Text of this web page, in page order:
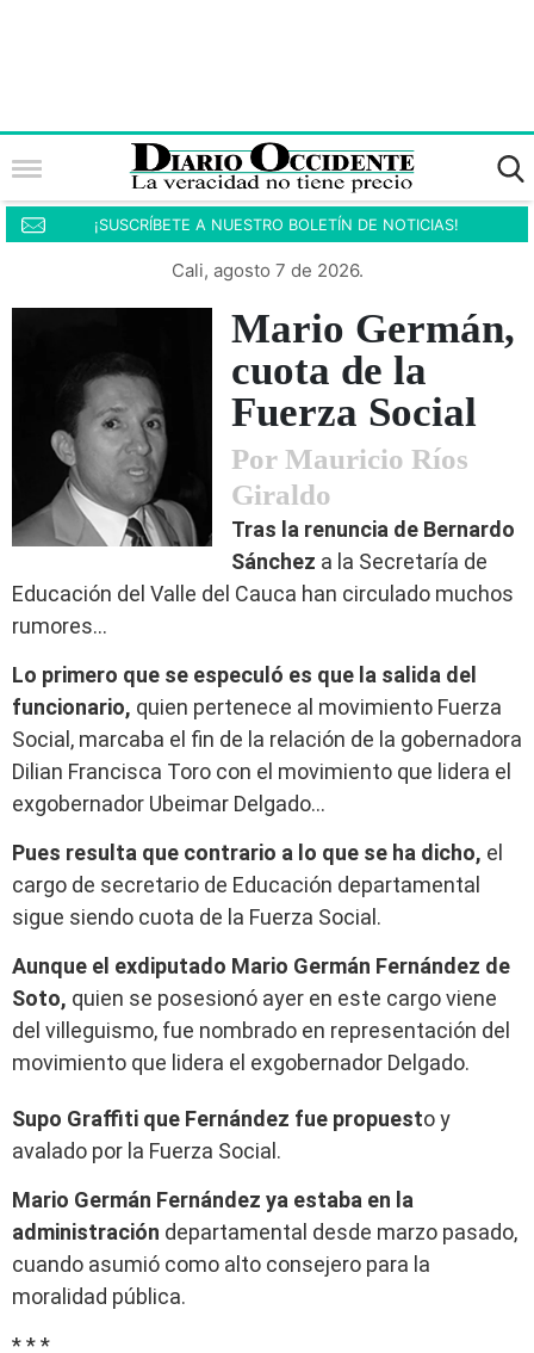
¡SUSCRÍBETE A NUESTRO BOLETÍN DE NOTICIAS!
Cali, agosto 7 de 2026.
Mario Germán,
cuota de la
Fuerza Social
Por Mauricio Ríos
Giraldo
Tras la renuncia de Bernardo
Sánchez a la Secretaría de
Educación del Valle del Cauca han circulado muchos
rumores…
Lo primero que se especuló es que la salida del
funcionario, quien pertenece al movimiento Fuerza
Social, marcaba el fin de la relación de la gobernadora
Dilian Francisca Toro con el movimiento que lidera el
exgobernador Ubeimar Delgado…
Pues resulta que contrario a lo que se ha dicho, el
cargo de secretario de Educación departamental
sigue siendo cuota de la Fuerza Social.
Aunque el exdiputado Mario Germán Fernández de
Soto, quien se posesionó ayer en este cargo viene
del villeguismo, fue nombrado en representación del
movimiento que lidera el exgobernador Delgado.
Supo Graffiti que Fernández fue propuesto y
avalado por la Fuerza Social.
Mario Germán Fernández ya estaba en la
administración departamental desde marzo pasado,
cuando asumió como alto consejero para la
moralidad pública.
* * *